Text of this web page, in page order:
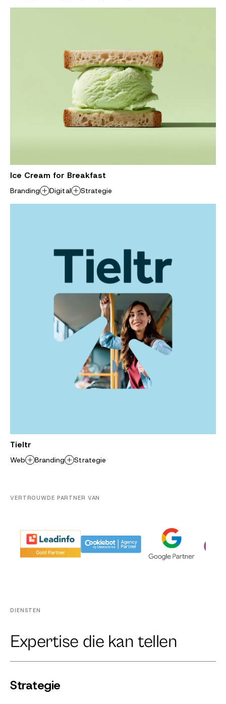
Ice Cream for Breakfast
Branding Digital Strategie
Tieltr
Web Branding Strategie
VERTROUWDE PARTNER VAN
DIENSTEN
Expertise die kan tellen
Strategie